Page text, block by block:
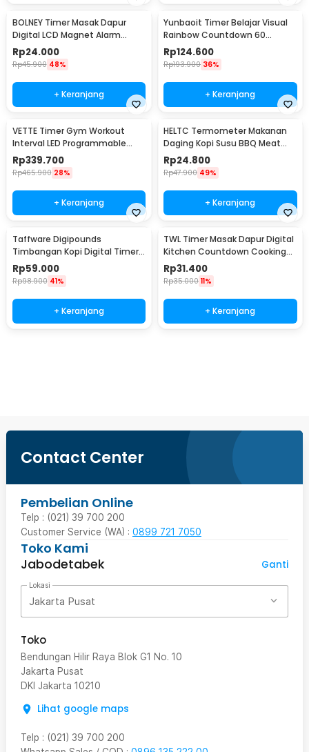
BOLNEY Timer Masak Dapur
Digital LCD Magnet Alarm
Kitchen Countdown - ST5026
Rp24.000
Rp45.900 48%
+ Keranjang
Yunbaoit Timer Belajar Visual
Rainbow Countdown 60
Minutes - VT01
Rp124.600
Rp193.900 36%
+ Keranjang
VETTE Timer Gym Workout
Interval LED Programmable
Remote Control - VT-40
Rp339.700
Rp465.900 28%
+ Keranjang
HELTC Termometer Makanan
Daging Kopi Susu BBQ Meat
Temperature Analog - EC1
Rp24.800
Rp47.900 49%
+ Keranjang
Taffware Digipounds
Timbangan Kopi Digital Timer
Coffee Scale 0.1g 3kg - MS-K07
Rp59.000
Rp98.900 41%
+ Keranjang
TWL Timer Masak Dapur Digital
Kitchen Countdown Cooking
Reminder - T-1
Rp31.400
Rp35.000 11%
+ Keranjang
Contact Center
Pembelian Online
Telp : (021) 39 700 200
Customer Service (WA) : 0899 721 7050
Toko Kami
Jabodetabek
Ganti
Lokasi
Jakarta Pusat
Toko
Bendungan Hilir Raya Blok G1 No. 10
Jakarta Pusat
DKI Jakarta 10210
Lihat google maps
Telp : (021) 39 700 200